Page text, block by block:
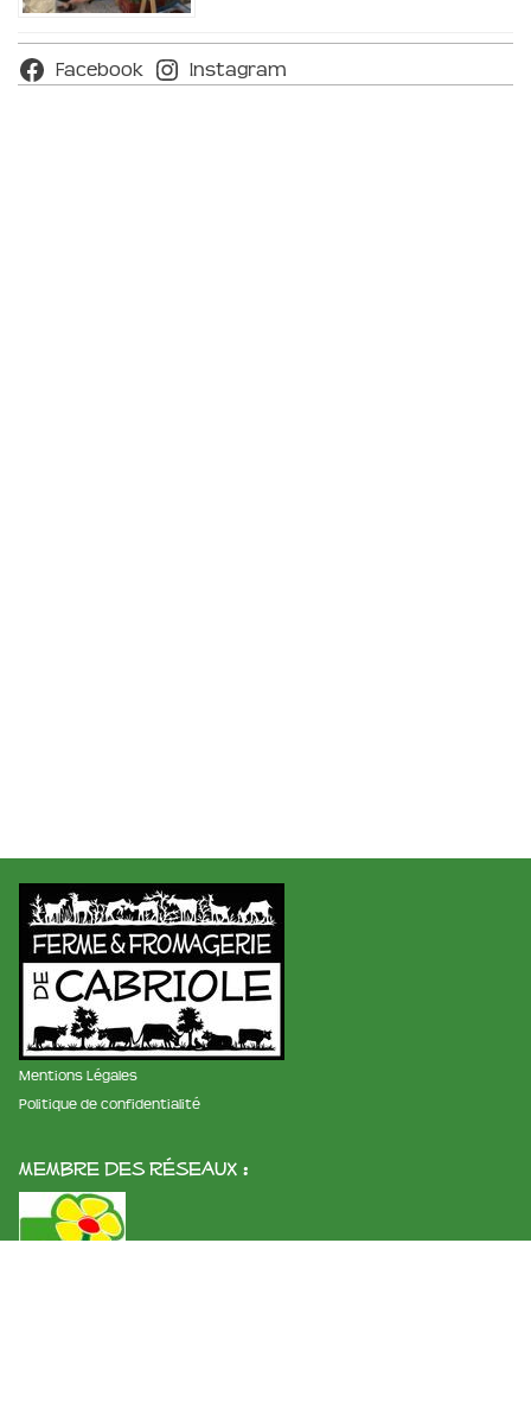
Facebook Instagram
Mentions Légales
Politique de confidentialité
membre des réseaux :